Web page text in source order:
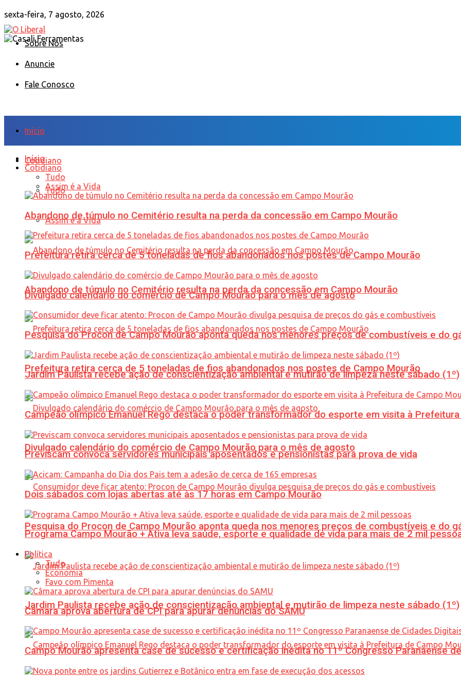
sexta-feira, 7 agosto, 2026
Sobre Nós
Anuncie
Fale Conosco
Início
Cotidiano
Tudo
Assim é a Vida
Abandono de túmulo no Cemitério resulta na perda da concessão em Campo Mourão
Prefeitura retira cerca de 5 toneladas de fios abandonados nos postes de Campo Mourão
Divulgado calendário do comércio de Campo Mourão para o mês de agosto
Pesquisa do Procon de Campo Mourão aponta queda nos menores preços de combustíveis e do
Jardim Paulista recebe ação de conscientização ambiental e mutirão de limpeza neste sábado (1º)
Início
Cotidiano
Tudo
Assim é a Vida
Abandono de túmulo no Cemitério resulta na perda da concessão em Campo Mourão
Prefeitura retira cerca de 5 toneladas de fios abandonados nos postes de Campo Mourão
Divulgado calendário do comércio de Campo Mourão para o mês de agosto
Pesquisa do Procon de Campo Mourão aponta queda nos menores preços de combustíveis e do
Jardim Paulista recebe ação de conscientização ambiental e mutirão de limpeza neste sábado (1º)
Campeão olímpico Emanuel Rego destaca o poder transformador do esporte em visita à
Previscam convoca servidores municipais aposentados e pensionistas para prova de vida
Dois sábados com lojas abertas até às 17 horas em Campo Mourão
Programa Campo Mourão + Ativa leva saúde, esporte e qualidade de vida para mais de 2 mil
Política
Tudo
Economia
Favo com Pimenta
Câmara aprova abertura de CPI para apurar denúncias do SAMU
Campo Mourão apresenta case de sucesso e certificação inédita no 11º Congresso Paranaense